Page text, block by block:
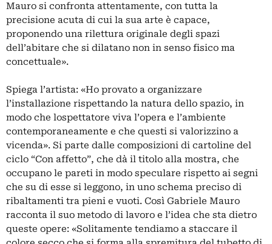
Mauro si confronta attentamente, con tutta la
precisione acuta di cui la sua arte è capace,
proponendo una rilettura originale degli spazi
dell’abitare che si dilatano non in senso fisico ma
concettuale».
Spiega l’artista: «Ho provato a organizzare
l’installazione rispettando la natura dello spazio, in
modo che lospettatore viva l’opera e l’ambiente
contemporaneamente e che questi si valorizzino a
vicenda». Si parte dalle composizioni di cartoline del
ciclo “Con affetto”, che dà il titolo alla mostra, che
occupano le pareti in modo speculare rispetto ai segni
che su di esse si leggono, in uno schema preciso di
ribaltamenti tra pieni e vuoti. Così Gabriele Mauro
racconta il suo metodo di lavoro e l’idea che sta dietro
queste opere: «Solitamente tendiamo a staccare il